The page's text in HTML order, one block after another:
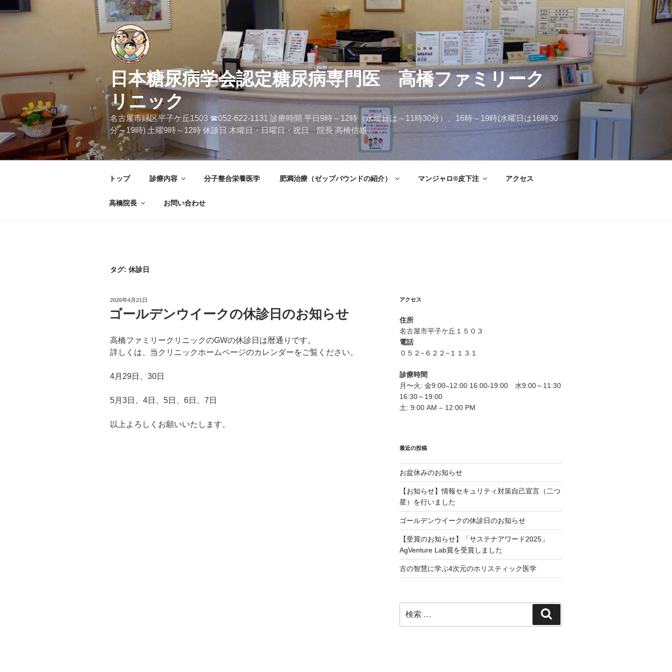
ン
ス
ッ
プ
日本糖尿病学会認定糖尿病専門医 高橋ファミリーク
リニック
名古屋市緑区平子ケ丘1503 ☎052-622-1131 診療時間 平日9時～12時（水曜日は～11時30分）、16時～19時(水曜日は16時30
分～19時) 土曜9時～12時 休診日 木曜日・日曜日・祝日 院長 高橋信雄
トップ 診療内容 分子整合栄養医学 肥満治療（ゼップバウンドの紹介） マンジャロ®皮下注 アクセス
高橋院長 お問い合わせ
タグ: 休診日
投
2026年4月21日
ゴールデンウイークの休診日のお知らせ
高橋ファミリークリニックのGWの休診日は暦通りです。
詳しくは、当クリニックホームページのカレンダーをご覧ください。
4月29日、30日
5月3日、4日、5日、6日、7日
以上よろしくお願いいたします。
アクセス
住所
名古屋市平子ケ丘１５０３
電話
０５２−６２２−１１３１
診療時間
月〜火: 金9:00–12:00 16:00-19:00 水9:00～11:30
16:30～19:00
土: 9:00 AM – 12:00 PM
最近の投稿
お盆休みのお知らせ
【お知らせ】情報セキュリティ対策自己宣言（二つ
星）を行いました
ゴールデンウイークの休診日のお知らせ
【受賞のお知らせ】「サステナアワード2025」
AgVenture Lab賞を受賞しました
古の智慧に学ぶ4次元のホリスティック医学
索:
索